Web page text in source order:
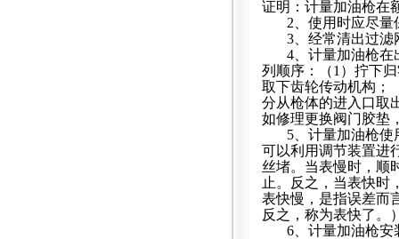
证明： 计量加油枪在
2 、使用时应尽
3 、经常清出过
4
计量加油枪在
列顺序：（1 ）拧下
取下齿轮传动机构；
分从枪体的进入口取
如修理更换阀门胶垫
5
计量加油枪使
可以利用调节装置进
丝堵。当表慢时，顺
止。反之，当表快时
表快慢，是指误差而
反之，称为表快了。
6 、计量加油枪